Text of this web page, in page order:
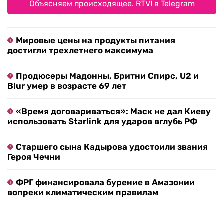
Объясняем происходящее. RTVI в Telegram
Мировые цены на продукты питания
достигли трехлетнего максимума
Продюсеры Мадонны, Бритни Спирс, U2 и
Blur умер в возрасте 69 лет
«Время договариваться»: Маск не дал Киеву
использовать Starlink для ударов вглубь РФ
Старшего сына Кадырова удостоили звания
Героя Чечни
ФРГ финансировала бурение в Амазонии
вопреки климатическим правилам